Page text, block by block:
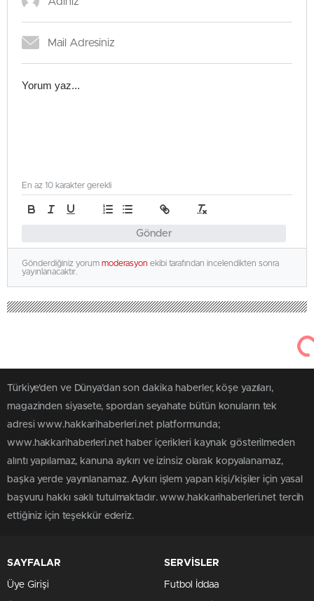
Gönder
En az 10 karakter gerekli
Gönderdiğiniz yorum moderasyon ekibi tarafından incelendikten sonra
yayınlanacaktır.
Türkiye'den ve Dünya’dan son dakika haberler, köşe yazıları,
magazinden siyasete, spordan seyahate bütün konuların tek
adresi www.hakkarihaberleri.net platformunda;
www.hakkarihaberleri.net haber içerikleri kaynak gösterilmeden
alıntı yapılamaz, kanuna aykırı ve izinsiz olarak kopyalanamaz,
başka yerde yayınlanamaz. Aykırı işlem yapan kişi/kişiler için yasal
başvuru hakkı saklı tutulmaktadır. www.hakkarihaberleri.net tercih
ettiğiniz için teşekkür ederiz.
SAYFALAR
Üye Girişi
SERVİSLER
Futbol İddaa